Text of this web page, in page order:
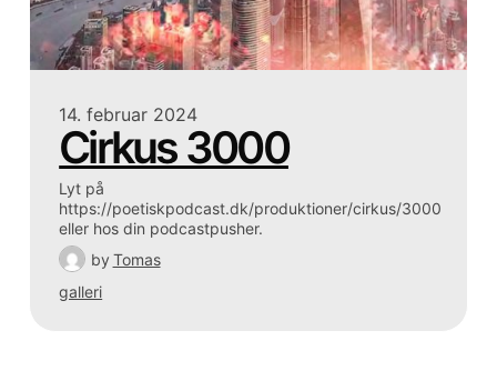
14. februar 2024
Cirkus 3000
Lyt på
https://poetiskpodcast.dk/produktioner/cirkus/3000
eller hos din podcastpusher.
by Tomas
galleri